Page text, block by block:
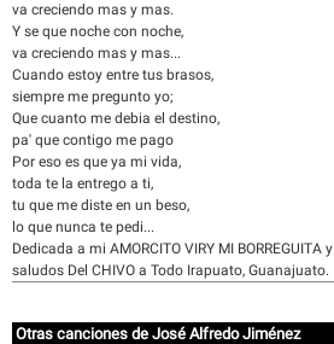
va creciendo mas y mas.
Y se que noche con noche,
va creciendo mas y mas...
Cuando estoy entre tus brasos,
siempre me pregunto yo;
Que cuanto me debia el destino,
pa' que contigo me pago
Por eso es que ya mi vida,
toda te la entrego a ti,
tu que me diste en un beso,
lo que nunca te pedi...
Dedicada a mi AMORCITO VIRY MI BORREGUITA y
saludos Del CHIVO a Todo Irapuato, Guanajuato.
Otras canciones de José Alfredo Jiménez